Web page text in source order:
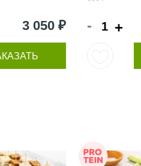
3 050 ₽ - +